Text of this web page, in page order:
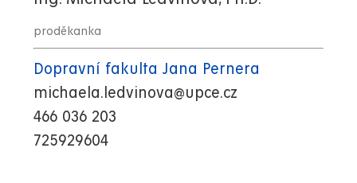
proděkanka
Dopravní fakulta Jana Pernera
michaela.ledvinova@upce.cz
466 036 203
725929604